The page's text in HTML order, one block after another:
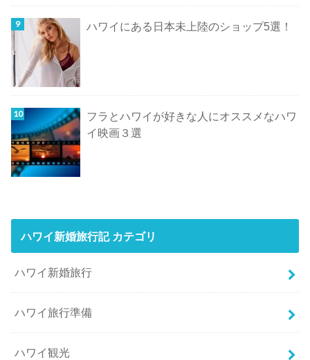
ハワイにある日本未上陸のショップ5選！
フラとハワイが好きな人にオススメなハワ
イ映画３選
ハワイ新婚旅行記 カテゴリ
ハワイ新婚旅行
ハワイ旅行準備
ハワイ観光